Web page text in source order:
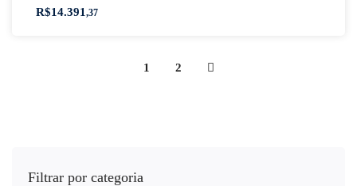
Filtrar por categoria
R$14.391 ,37
1 2